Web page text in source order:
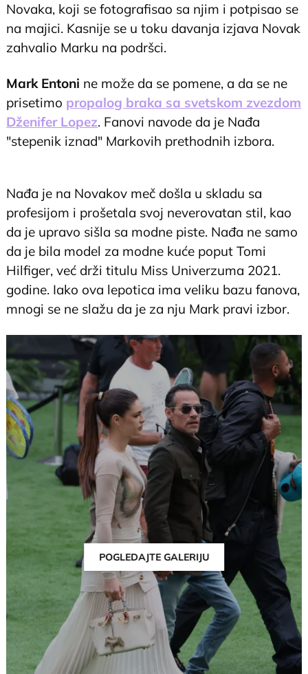
Novaka, koji se fotografisao sa njim i potpisao se
na majici. Kasnije se u toku davanja izjava Novak
zahvalio Marku na podršci.
Mark Entoni ne može da se pomene, a da se ne
prisetimo propalog braka sa svetskom zvezdom
Dženifer Lopez. Fanovi navode da je Nađa
"stepenik iznad" Markovih prethodnih izbora.
fan 🤩 #marcanthony #novakdjokovic #miamiopen
#tennis #miami ♬ original sound - Miami Open
Nađa je na Novakov meč došla u skladu sa
profesijom i prošetala svoj neverovatan stil, kao
da je upravo sišla sa modne piste. Nađa ne samo
da je bila model za modne kuće poput Tomi
Hilfiger, već drži titulu Miss Univerzuma 2021.
godine. Iako ova lepotica ima veliku bazu fanova,
mnogi se ne slažu da je za nju Mark pravi izbor.
POGLEDAJTE GALERIJU